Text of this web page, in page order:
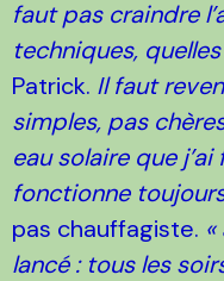
faut pas craindre
techniques,
Patrick. Il faut
simples, pas
eau solaire que
fonctionne
pas chauffagiste.
lancé : tous les